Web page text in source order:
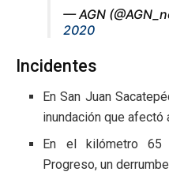
— AGN
2020
Incidentes
En San Juan
inundación que afectó
En el kilómetro 65
Progreso, un